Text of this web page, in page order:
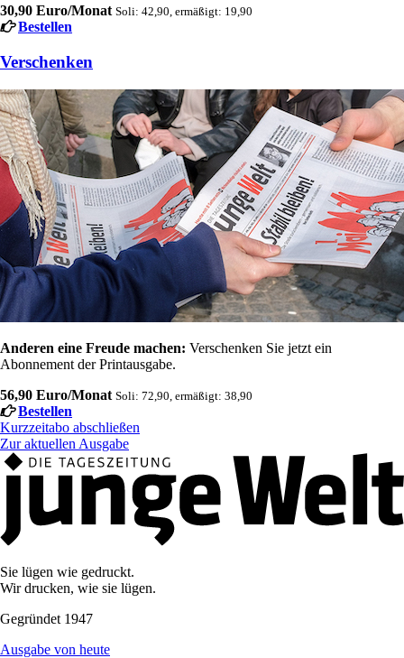
30,90 Euro/Monat Soli: 42,90, ermäßigt: 19,90
Bestellen
Verschenken
Anderen eine Freude machen: Verschenken Sie jetzt ein
Abonnement der Printausgabe.
56,90 Euro/Monat Soli: 72,90, ermäßigt: 38,90
Bestellen
Kurzzeitabo abschließen
Zur aktuellen Ausgabe
Sie lügen wie gedruckt.
Wir drucken, wie sie lügen.
Gegründet 1947
Ausgabe von heute